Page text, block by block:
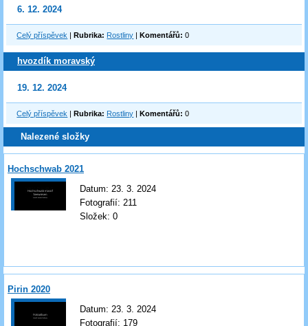
6. 12. 2024
Celý příspěvek |Rubrika: Rostliny |Komentářů: 0
hvozdík moravský
19. 12. 2024
Celý příspěvek |Rubrika: Rostliny |Komentářů: 0
Nalezené složky
Hochschwab 2021
Datum: 23. 3. 2024
Fotografií: 211
Složek: 0
Pirin 2020
Datum: 23. 3. 2024
Fotografií: 179